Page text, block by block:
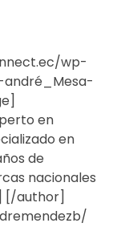
wp-
en
en
de
nacionales
[/author]